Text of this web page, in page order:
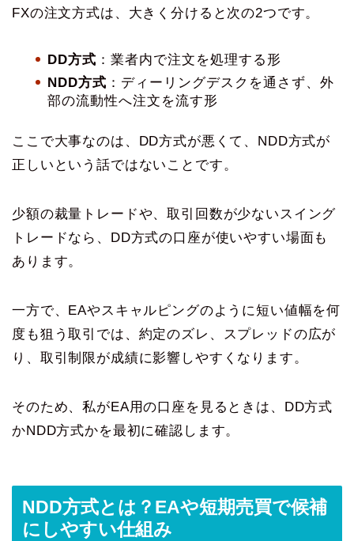
FXの注文方式は、大きく分けると次の2つです。
DD方式 ：業者内で注文を処理する形
NDD方式 ：ディーリングデスクを通さず、外
部の流動性へ注文を流す形
ここで大事なのは、DD方式が悪くて、NDD方式が
正しいという話ではないことです。
少額の裁量トレードや、取引回数が少ないスイング
トレードなら、DD方式の口座が使いやすい場面も
あります。
一方で、EAやスキャルピングのように短い値幅を何
度も狙う取引では、約定のズレ、スプレッドの広が
り、取引制限が成績に影響しやすくなります。
そのため、私がEA用の口座を見るときは、DD方式
かNDD方式かを最初に確認します。
NDD方式とは？EAや短期売買で候補
にしやすい仕組み